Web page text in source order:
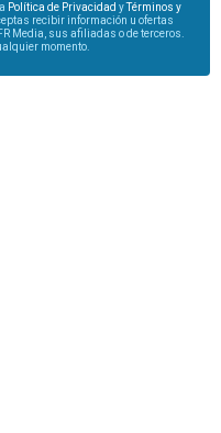
Política de Privacidad yTérminos y
recibir información u ofertas
Media, sus afiliadas o de terceros.
momento.